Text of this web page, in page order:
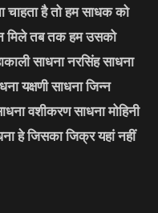
चाहता है तो हम साधक को
मिले तब तक हम उसको
साधना नरसिंह साधना
यक्षणी साधना जिन्न
वशीकरण साधना मोहिनी
हे जिसका जिक्र यहां नहीं